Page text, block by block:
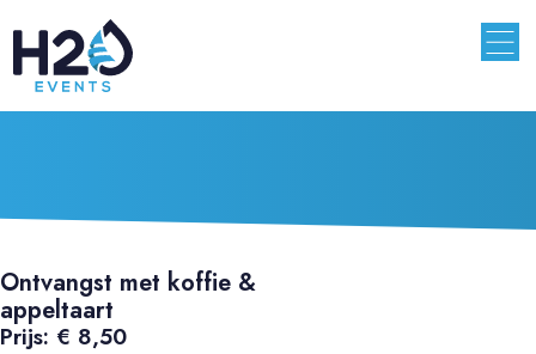
Ontvangst met koffie &
appeltaart
Prijs: € 8,50